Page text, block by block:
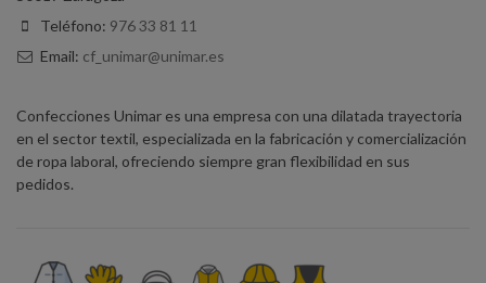
Teléfono: 976 33 81 11
Email: cf_unimar@unimar.es
Confecciones Unimar es una empresa con una dilatada trayectoria
en el sector textil, especializada en la fabricación y comercialización
de ropa laboral, ofreciendo siempre gran flexibilidad en sus
pedidos.